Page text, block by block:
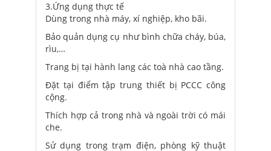
3.Ứng dụng thực tế
Dùng trong nhà máy, xí nghiệp, kho bãi.
Bảo quản dụng cụ như bình chữa cháy, búa,
rìu,…
Trang bị tại hành lang các toà nhà cao tầng.
Đặt tại điểm tập trung thiết bị PCCC công
cộng.
Thích hợp cả trong nhà và ngoài trời có mái
che.
Sử dụng trong trạm điện, phòng kỹ thuật